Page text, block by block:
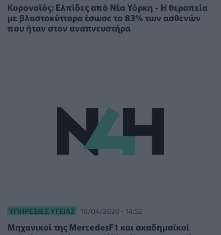
Κορονοϊός: Ελπίδες από Νέα Υόρκη - Η θεραπεία
με βλαστοκύτταρα έσωσε το 83% των ασθενών
που ήταν στον αναπνευστήρα
ΥΠΗΡΕΣΊΕΣ ΥΓΕΊΑΣ 16/04/2020 - 14:52
Μηχανικοί της ΜercedesF1 και ακαδημαϊκοί